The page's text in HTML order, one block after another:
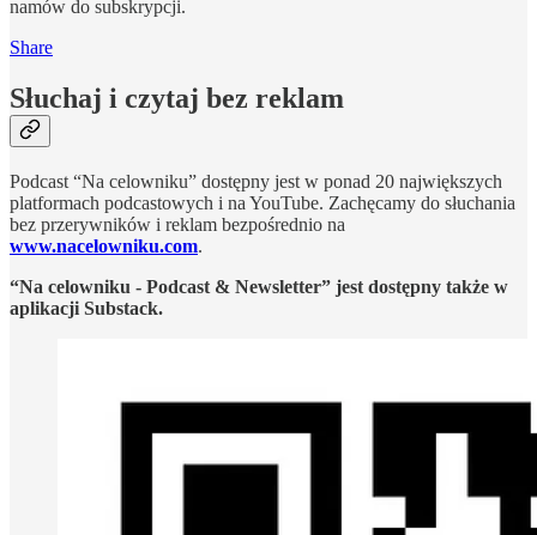
namów do subskrypcji.
Share
Słuchaj i czytaj bez reklam
Podcast “Na celowniku” dostępny jest w ponad 20 największych
platformach podcastowych i na YouTube. Zachęcamy do słuchania
bez przerywników i reklam bezpośrednio na
www.nacelowniku.com.
“Na celowniku - Podcast & Newsletter” jest dostępny także w
aplikacji Substack.